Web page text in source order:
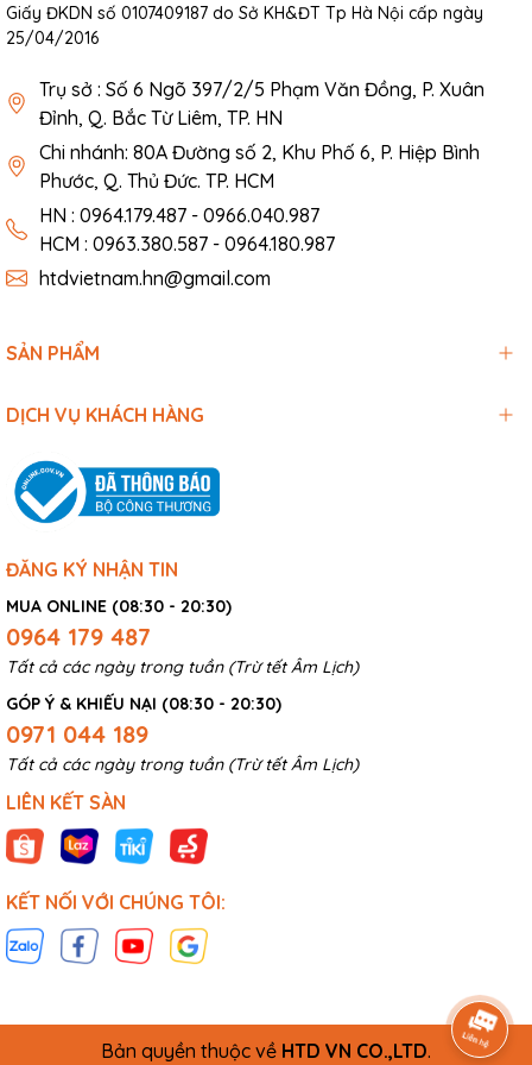
🎯Lợi ích khi sử dụng bàn học thông minh T16+:
Ngồi học chuẩn tư thế – chống gù lưng, cận thị
🔹 Tăng khả năng tập trung , giúp trẻ học hiệu quả hơn
🔹 Đồng hành cùng trẻ từlớp 1 đến cấp 2
bàn
🔹 Thiết kế hiện đại – gọn gàng, phù hợp mọi không gian học
🔹 Sản phẩmchính hãng, bảo hành uy tín
🔹 Hỗ trợ lắp đặt tận nơi – giao hàng toàn quốc
🔹 Combo bàn học + ghế chống gù giá tốt – quà tặng hấp dẫn
Giấy ĐKDN số 0107409187 do Sở KH&ĐT Tp Hà Nội cấp ngày
25/04/2016
Trụ sở : Số 6 Ngõ 397/2/5 Phạm Văn Đồng, P. Xuân
Đỉnh, Q. Bắc Từ Liêm, TP. HN
Chi nhánh: 80A Đường số 2, Khu Phố 6, P. Hiệp Bình
Phước, Q. Thủ Đức. TP. HCM
HN : 0964.179.487 - 0966.040.987
HCM : 0963.380.587 - 0964.180.987
htdvietnam.hn@gmail.com
SẢN PHẨM
DỊCH VỤ KHÁCH HÀNG
ĐĂNG KÝ NHẬN TIN
MUA ONLINE (08:30 - 20:30)
0964 179 487
Tất cả các ngày trong tuần (Trừ tết Âm Lịch)
GÓP Ý & KHIẾU NẠI (08:30 - 20:30)
0971 044 189
Tất cả các ngày trong tuần (Trừ tết Âm Lịch)
LIÊN KẾT SÀN
KẾT NỐI VỚI CHÚNG TÔI:
Bản quyền thuộc về HTD VN CO.,LTD.